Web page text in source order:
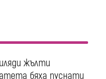
жълти
бяха пуснати